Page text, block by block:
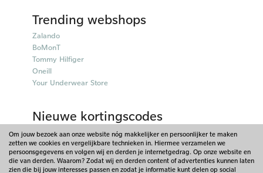
Trending webshops
Zalando
BoMonT
Tommy Hilfiger
Oneill
Your Underwear Store
Nieuwe kortingscodes
50plusmobiel kortingscodes
Parfumado kortingscodes
Fitpen kortingscodes
Things I Like Things I Love kortingscodes
Om jouw bezoek aan onze website nóg makkelijker en persoonlijker te maken
zetten we cookies en vergelijkbare technieken in. Hiermee verzamelen we
persoonsgegevens en volgen wij en derden je internetgedrag. Op onze website en
die van derden. Waarom? Zodat wij en derden content of advertenties kunnen laten
zien die bij jouw interesses passen en zodat je informatie kunt delen op social